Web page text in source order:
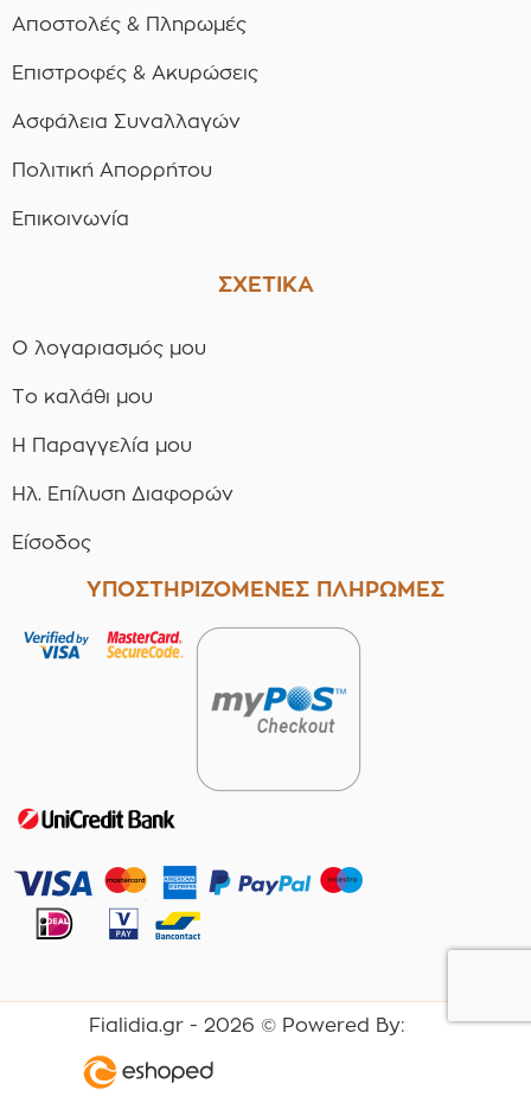
Αποστολές & Πληρωμές
Επιστροφές & Ακυρώσεις
Ασφάλεια Συναλλαγών
Πολιτική Απορρήτου
Επικοινωνία
ΣΧΕΤΙΚΑ
Ο λογαριασμός μου
Το καλάθι μου
Η Παραγγελία μου
Ηλ. Επίλυση Διαφορών
Είσοδος
ΥΠΟΣΤΗΡΙΖΟΜΕΝΕΣ ΠΛΗΡΩΜΕΣ
Fialidia.gr - 2026 © Powered By: